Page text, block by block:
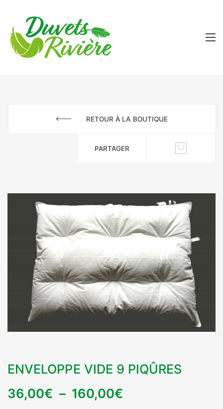
RETOUR À LA BOUTIQUE
PARTAGER
ENVELOPPE VIDE 9 PIQÛRES
36,00€ – 160,00€